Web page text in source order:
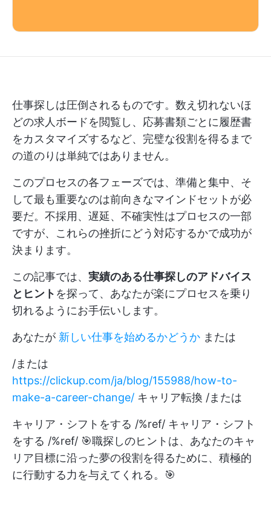
仕事探しは圧倒されるものです。数え切れないほ
どの求人ボードを閲覧し、応募書類ごとに履歴書
をカスタマイズするなど、完璧な役割を得るまで
の道のりは単純ではありません。
このプロセスの各フェーズでは、準備と集中、そ
して最も重要なのは前向きなマインドセットが必
要だ。不採用、遅延、不確実性はプロセスの一部
ですが、これらの挫折にどう対応するかで成功が
決まります。
この記事では、 実績のある仕事探しのアドバイス
とヒント を探って、あなたが楽にプロセスを乗り
切れるようにお手伝いします。
あなたが 新しい仕事を始めるかどうか または
/または
https://clickup.com/ja/blog/155988/how-to-
make-a-career-change/ キャリア転換 /または
キャリア・シフトをする /%ref/ キャリア・シフト
をする /%ref/ 🎯職探しのヒントは、あなたのキャ
リア目標に沿った夢の役割を得るために、積極的
に行動する力を与えてくれる。🎯